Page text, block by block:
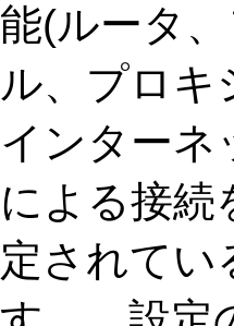
能(ルータ
ル、プロキ
インターネ
による接続
定されてい